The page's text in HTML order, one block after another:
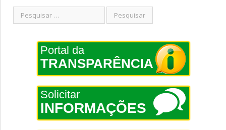
Portal da
TRANSPARÊNCIA
Solicitar
INFORMAÇÕES